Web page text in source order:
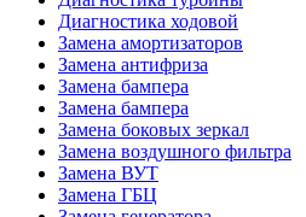
Диагностика ходовой
Замена амортизаторов
Замена антифриза
Замена бампера
Замена бампера
Замена боковых зеркал
Замена воздушного фильтра
Замена ВУТ
Замена ГБЦ